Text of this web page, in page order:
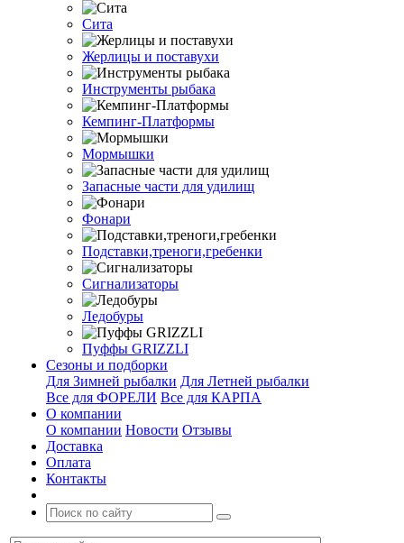
Сита
Жерлицы и поставухи
Инструменты рыбака
Кемпинг-Платформы
Мормышки
Запасные части для удилищ
Фонари
Подставки,треноги,гребенки
Сигнализаторы
Ледобуры
Пуффы GRIZZLI
Сезоны и подборки
Для Зимней рыбалки Для Летней рыбалки
Все для ФОРЕЛИ Все для КАРПА
О компании
О компании Новости Отзывы
Доставка
Оплата
Контакты